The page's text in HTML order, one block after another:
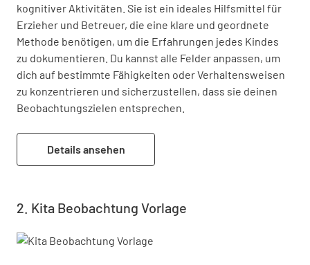
kognitiver Aktivitäten. Sie ist ein ideales Hilfsmittel für
Erzieher und Betreuer, die eine klare und geordnete
Methode benötigen, um die Erfahrungen jedes Kindes
zu dokumentieren. Du kannst alle Felder anpassen, um
dich auf bestimmte Fähigkeiten oder Verhaltensweisen
zu konzentrieren und sicherzustellen, dass sie deinen
Beobachtungszielen entsprechen.
Details ansehen
Kita Beobachtung Vorlage